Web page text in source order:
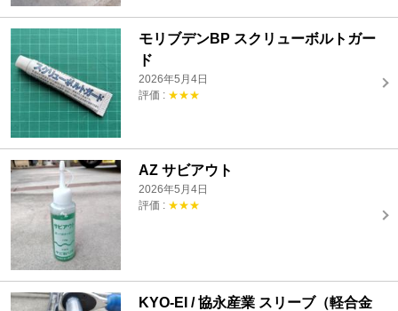
モリブデンBP スクリューボルトガー
ド
2026年5月4日
評価 : ★★★
AZ サビアウト
2026年5月4日
評価 : ★★★
KYO-EI / 協永産業 スリーブ（軽合金